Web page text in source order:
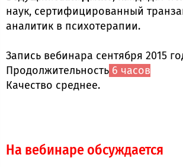
наук, сертифицированный
аналитик в психотерапии.
Запись вебинара сентября 2015
Продолжительность 6 часов
Качество среднее.
На вебинаре обсуждается